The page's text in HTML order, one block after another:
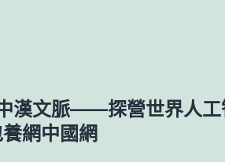
漢文脈——探營世界人工
網中國網